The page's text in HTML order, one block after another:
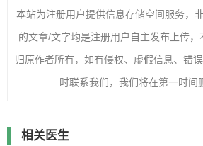
本站为注册用户提供信息存储空间服务，
的文章/文字均是注册用户自主发布上传
归原作者所有，如有侵权、虚假信息、错
时联系我们，我们将在第一时间
相关医生